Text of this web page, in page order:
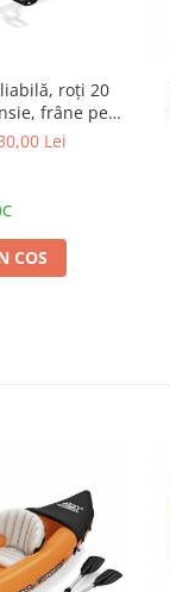
roți 20
frâne pe
Lei
COS